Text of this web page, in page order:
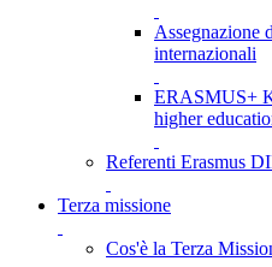
Assegnazione
internazionali
ERASMUS+
higher
Referenti Erasmus
Terza missione
Cos'è la Terza